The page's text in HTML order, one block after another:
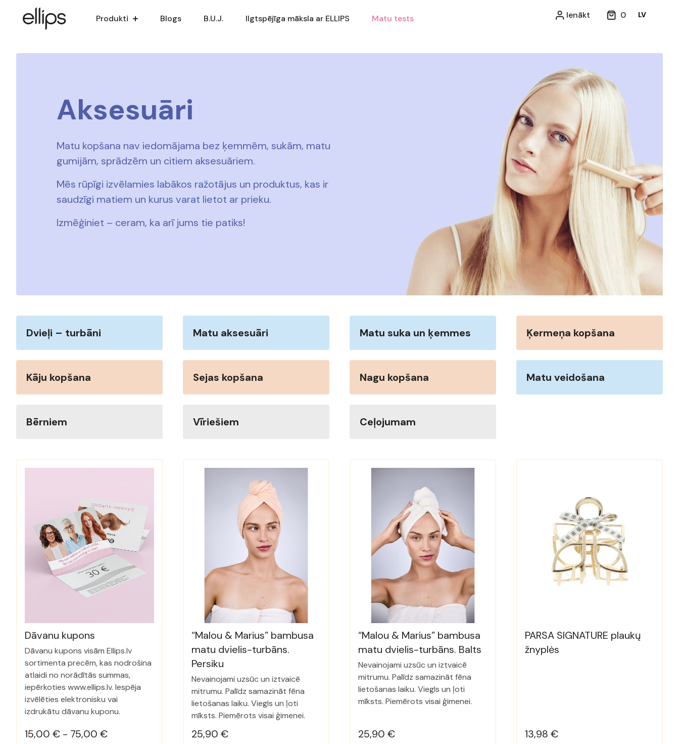
Produkti Blogs B.U.J. Ilgtspējīga māksla ar ELLIPS Matu tests Ienākt 0 LV
Aksesuāri
Matu kopšana nav iedomājama bez ķemmēm, sukām, matu
gumijām, sprādzēm un citiem aksesuāriem.
Mēs rūpīgi izvēlamies labākos ražotājus un produktus, kas ir
saudzīgi matiem un kurus varat lietot ar prieku.
Izmēģiniet – ceram, ka arī jums tie patiks!
Dvieļi – turbāni Matu aksesuāri Matu suka un ķemmes Ķermeņa kopšana
Kāju kopšana Sejas kopšana Nagu kopšana Matu veidošana
Bērniem Vīriešiem Ceļojumam
Dāvanu kupons
Dāvanu kupons visām Ellips.lv
sortimenta precēm, kas nodrošina
atlaidi no norādītās summas,
iepērkoties www.ellips.lv. Iespēja
izvēlēties elektronisku vai
izdrukātu dāvanu kuponu.
15,00 € - 75,00 €
“Malou & Marius” bambusa
matu dvielis-turbāns.
Persiku
Nevainojami uzsūc un iztvaicē
mitrumu. Palīdz samazināt fēna
lietošanas laiku. Viegls un ļoti
mīksts. Piemērots visai ģimenei.
25,90 €
“Malou & Marius” bambusa
matu dvielis-turbāns. Balts
Nevainojami uzsūc un iztvaicē
mitrumu. Palīdz samazināt fēna
lietošanas laiku. Viegls un ļoti
mīksts. Piemērots visai ģimenei.
25,90 €
PARSA SIGNATURE plaukų
žnyplės
13,98 €